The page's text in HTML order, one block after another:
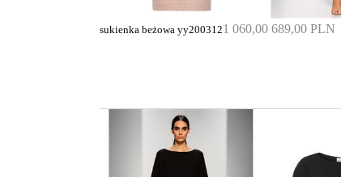
sukienka beżowa yy2003121 060,00 689,00 PLN